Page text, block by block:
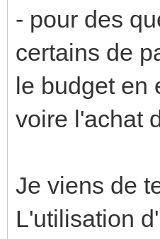
- pour des
certains de
le budget en
voire l'achat
Je viens de
L'utilisation